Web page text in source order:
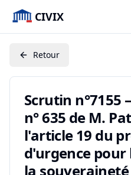
CIVIX
Retour
Scrutin
n° 635 de M.
l'article 19 du
d'urgence
la